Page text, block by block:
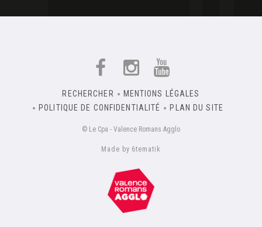
RECHERCHER
MENTIONS LÉGALES
POLITIQUE DE CONFIDENTIALITÉ
PLAN DU SITE
© Le Cpa - Valence Romans Agglo
Made by 6tematik